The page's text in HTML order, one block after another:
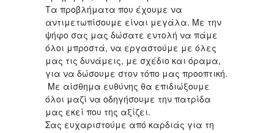
Τα προβλήματα που έχουμε να
αντιμετωπίσουμε είναι μεγάλα. Με την
ψήφο σας μας δώσατε εντολή να πάμε
όλοι μπροστά, να εργαστούμε με όλες
μας τις δυνάμεις, με σχέδιο και όραμα,
για να δώσουμε στον τόπο μας προοπτική.
Με αίσθημα ευθύνης θα επιδιώξουμε
όλοι μαζί να οδηγήσουμε την πατρίδα
μας εκεί που της αξίζει.
Σας ευχαριστούμε από καρδιάς για τη